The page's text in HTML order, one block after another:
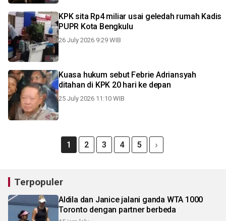
KPK sita Rp4 miliar usai geledah rumah Kadis
PUPR Kota Bengkulu
26 July 2026 9:29 WIB
Kuasa hukum sebut Febrie Adriansyah
ditahan di KPK 20 hari ke depan
25 July 2026 11:10 WIB
1 2 3 4 5
Terpopuler
Aldila dan Janice jalani ganda WTA 1000
Toronto dengan partner berbeda